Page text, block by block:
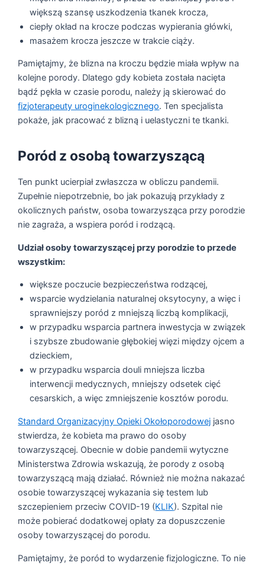
większą szansę uszkodzenia tkanek krocza,
ciepły okład na krocze podczas wypierania główki,
masażem krocza jeszcze w trakcie ciąży.
Pamiętajmy, że blizna na kroczu będzie miała wpływ na
kolejne porody. Dlatego gdy kobieta została nacięta
bądź pękła w czasie porodu, należy ją skierować do
fizjoterapeuty uroginekologicznego. Ten specjalista
pokaże, jak pracować z blizną i uelastyczni te tkanki.
Poród z osobą towarzyszącą
Ten punkt ucierpiał zwłaszcza w obliczu pandemii.
Zupełnie niepotrzebnie, bo jak pokazują przykłady z
okolicznych państw, osoba towarzysząca przy porodzie
nie zagraża, a wspiera poród i rodzącą.
Udział osoby towarzyszącej przy porodzie to przede
wszystkim:
większe poczucie bezpieczeństwa rodzącej,
wsparcie wydzielania naturalnej oksytocyny, a więc i
sprawniejszy poród z mniejszą liczbą komplikacji,
w przypadku wsparcia partnera inwestycja w związek
i szybsze zbudowanie głębokiej więzi między ojcem a
dzieckiem,
w przypadku wsparcia douli mniejsza liczba
interwencji medycznych, mniejszy odsetek cięć
cesarskich, a więc zmniejszenie kosztów porodu.
Standard Organizacyjny Opieki Okołoporodowej jasno
stwierdza, że kobieta ma prawo do osoby
towarzyszącej. Obecnie w dobie pandemii wytyczne
Ministerstwa Zdrowia wskazują, że porody z osobą
towarzyszącą mają działać. Również nie można nakazać
osobie towarzyszącej wykazania się testem lub
szczepieniem przeciw COVID-19 (KLIK). Szpital nie
może pobierać dodatkowej opłaty za dopuszczenie
osoby towarzyszącej do porodu.
Pamiętajmy, że poród to wydarzenie fizjologiczne. To nie